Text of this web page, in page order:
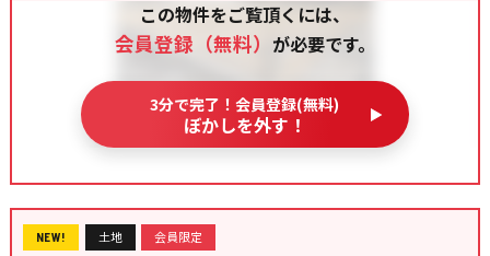
この物件をご覧頂くには、
会員登録（無料） が必要です。
3分で完了！会員登録(無料)
ぼかしを外す！
NEW! 土地 会員限定